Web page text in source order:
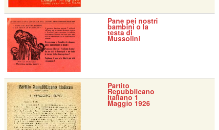
Pane pei nostri
bambini o la
testa di
Mussolini
Partito
Repubblicano
Italiano 1
Maggio 1926